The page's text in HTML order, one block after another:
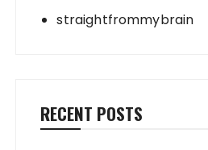
straightfrommybrain
RECENT POSTS